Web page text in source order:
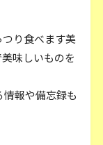
り食べます美
味しいものを
報や備忘録も